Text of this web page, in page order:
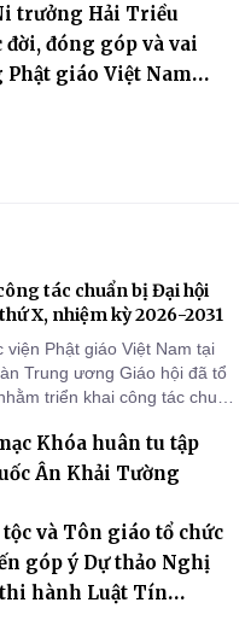
trưởng Hải Triều
đời, đóng góp và vai
giáo Việt Nam
tác chuẩn bị Đại hội
X, nhiệm kỳ 2026-2031
viện Phật giáo Việt Nam tại
Trung ương Giáo hội đã tổ
triển khai công tác chuẩn
Khóa huân tu tập
Ân Khải Tường
tộc và Tôn giáo tổ chức
góp ý Dự thảo Nghị
hành Luật Tín